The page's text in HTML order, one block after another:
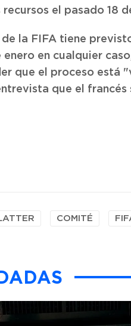
el pasado 18
la FIFA tiene
enero en cualquier
que el proceso está
que el
COMITÉ